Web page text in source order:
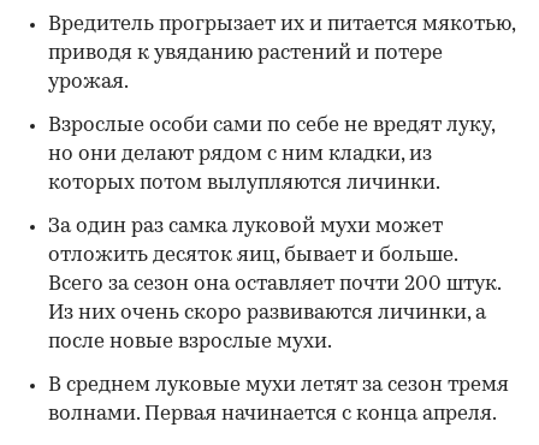
Вредитель прогрызает их и питается мякотью,
приводя к увяданию растений и потере
урожая.
Взрослые особи сами по себе не вредят луку,
но они делают рядом с ним кладки, из
которых потом вылупляются личинки.
За один раз самка луковой мухи может
отложить десяток яиц, бывает и больше.
Всего за сезон она оставляет почти 200 штук.
Из них очень скоро развиваются личинки, а
после новые взрослые мухи.
В среднем луковые мухи летят за сезон тремя
волнами. Первая начинается с конца апреля.